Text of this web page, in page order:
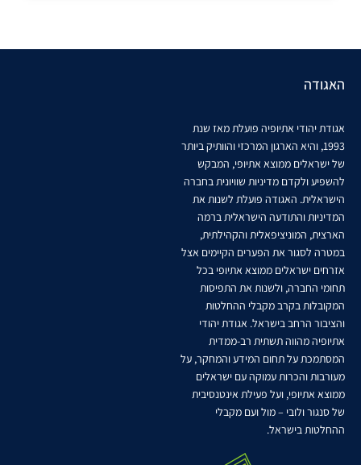
האגודה
אגודת יהודי אתיופיה פועלת מאז שנת
1993, והיא הארגון המרכזי והוותיק ביותר
של ישראלים ממוצא אתיופי, המבקש
להשפיע ולקדם מדיניות שוויונית בחברה
הישראלית. האגודה פועלת לשנות את
המדיניות והתודעה הישראלית ברמה
הארצית, המוניציפאלית והקהילתית,
במטרה לסגור את הפערים הקיימים אצל
אזרחים ישראלים ממוצא אתיופי בכל
תחומי החברה, ולשנות את התפיסות
המקובלות בקרב מקבלי ההחלטות
והציבור הרחב בישראל. אגודת יהודי
אתיופיה מהווה תשתית רב-ממדית
המסתמכת על תחום המידע והמחקר, על
מעורבות והכרות עמוקה עם ישראלים
ממוצא אתיופי, ועל פעילת אינטנסיבית
של סנגור ולובי – מול ועם מקבלי
ההחלטות בישראל.